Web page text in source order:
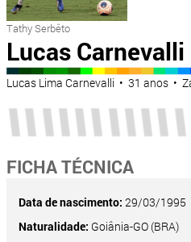
Tathy Serbêto
Lucas Carnevalli
Lucas Lima Carnevalli • 31 anos •
FICHA TÉCNICA
Data de nascimento: 29/03/1995
Naturalidade: Goiânia-GO (BRA)